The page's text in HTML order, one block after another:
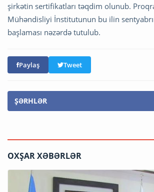
şirkətin sertifikatları təqdim olunub.
Mühəndisliyi İnstitutunun bu ilin
başlaması nəzərdə tutulub.
Paylaş Tweet
ŞƏRHLƏR
OXŞAR XƏBƏRLƏR